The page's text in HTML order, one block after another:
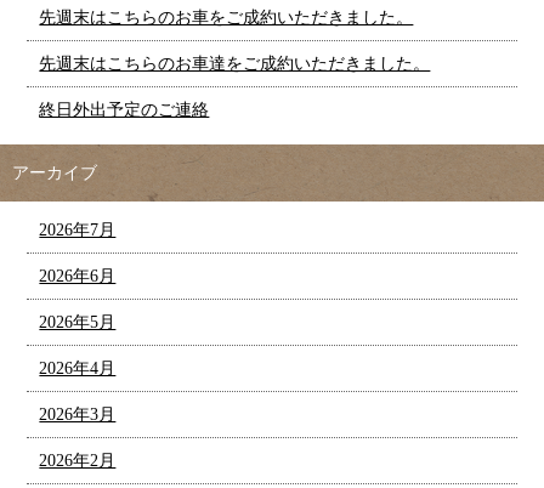
先週末はこちらのお車をご成約いただきました。
先週末はこちらのお車達をご成約いただきました。
終日外出予定のご連絡
アーカイブ
2026年7月
2026年6月
2026年5月
2026年4月
2026年3月
2026年2月